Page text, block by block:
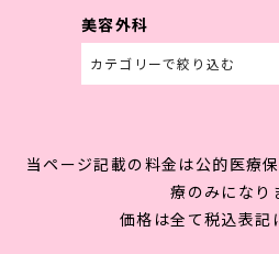
LINE
美容外科
当ページ記載の料金は公的医療
療のみになり
価格は全て税込表記